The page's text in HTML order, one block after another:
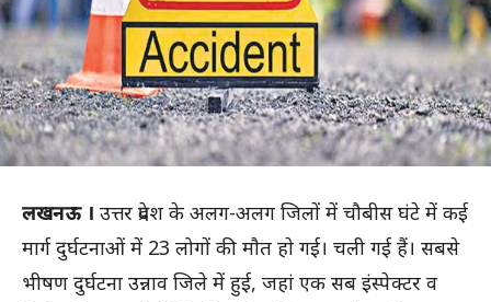
लखनऊ । उत्तर प्रदेश के अलग-अलग जिलों में चौबीस घंटे में कई
मार्ग दुर्घटनाओं में 23 लोगों की माैत हाे गई। चली गई हैं। सबसे
भीषण दुर्घटना उन्नाव जिले में हुई, जहां एक सब इंस्पेक्टर व